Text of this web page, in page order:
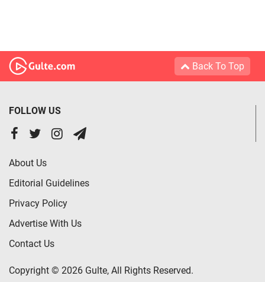
Back To Top
FOLLOW US
About Us
Editorial Guidelines
Privacy Policy
Advertise With Us
Contact Us
Copyright © 2026 Gulte, All Rights Reserved.